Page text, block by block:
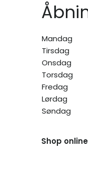
Mandag
Tirsdag
Onsdag
Torsdag
Fredag
Lørdag
Søndag
Shop